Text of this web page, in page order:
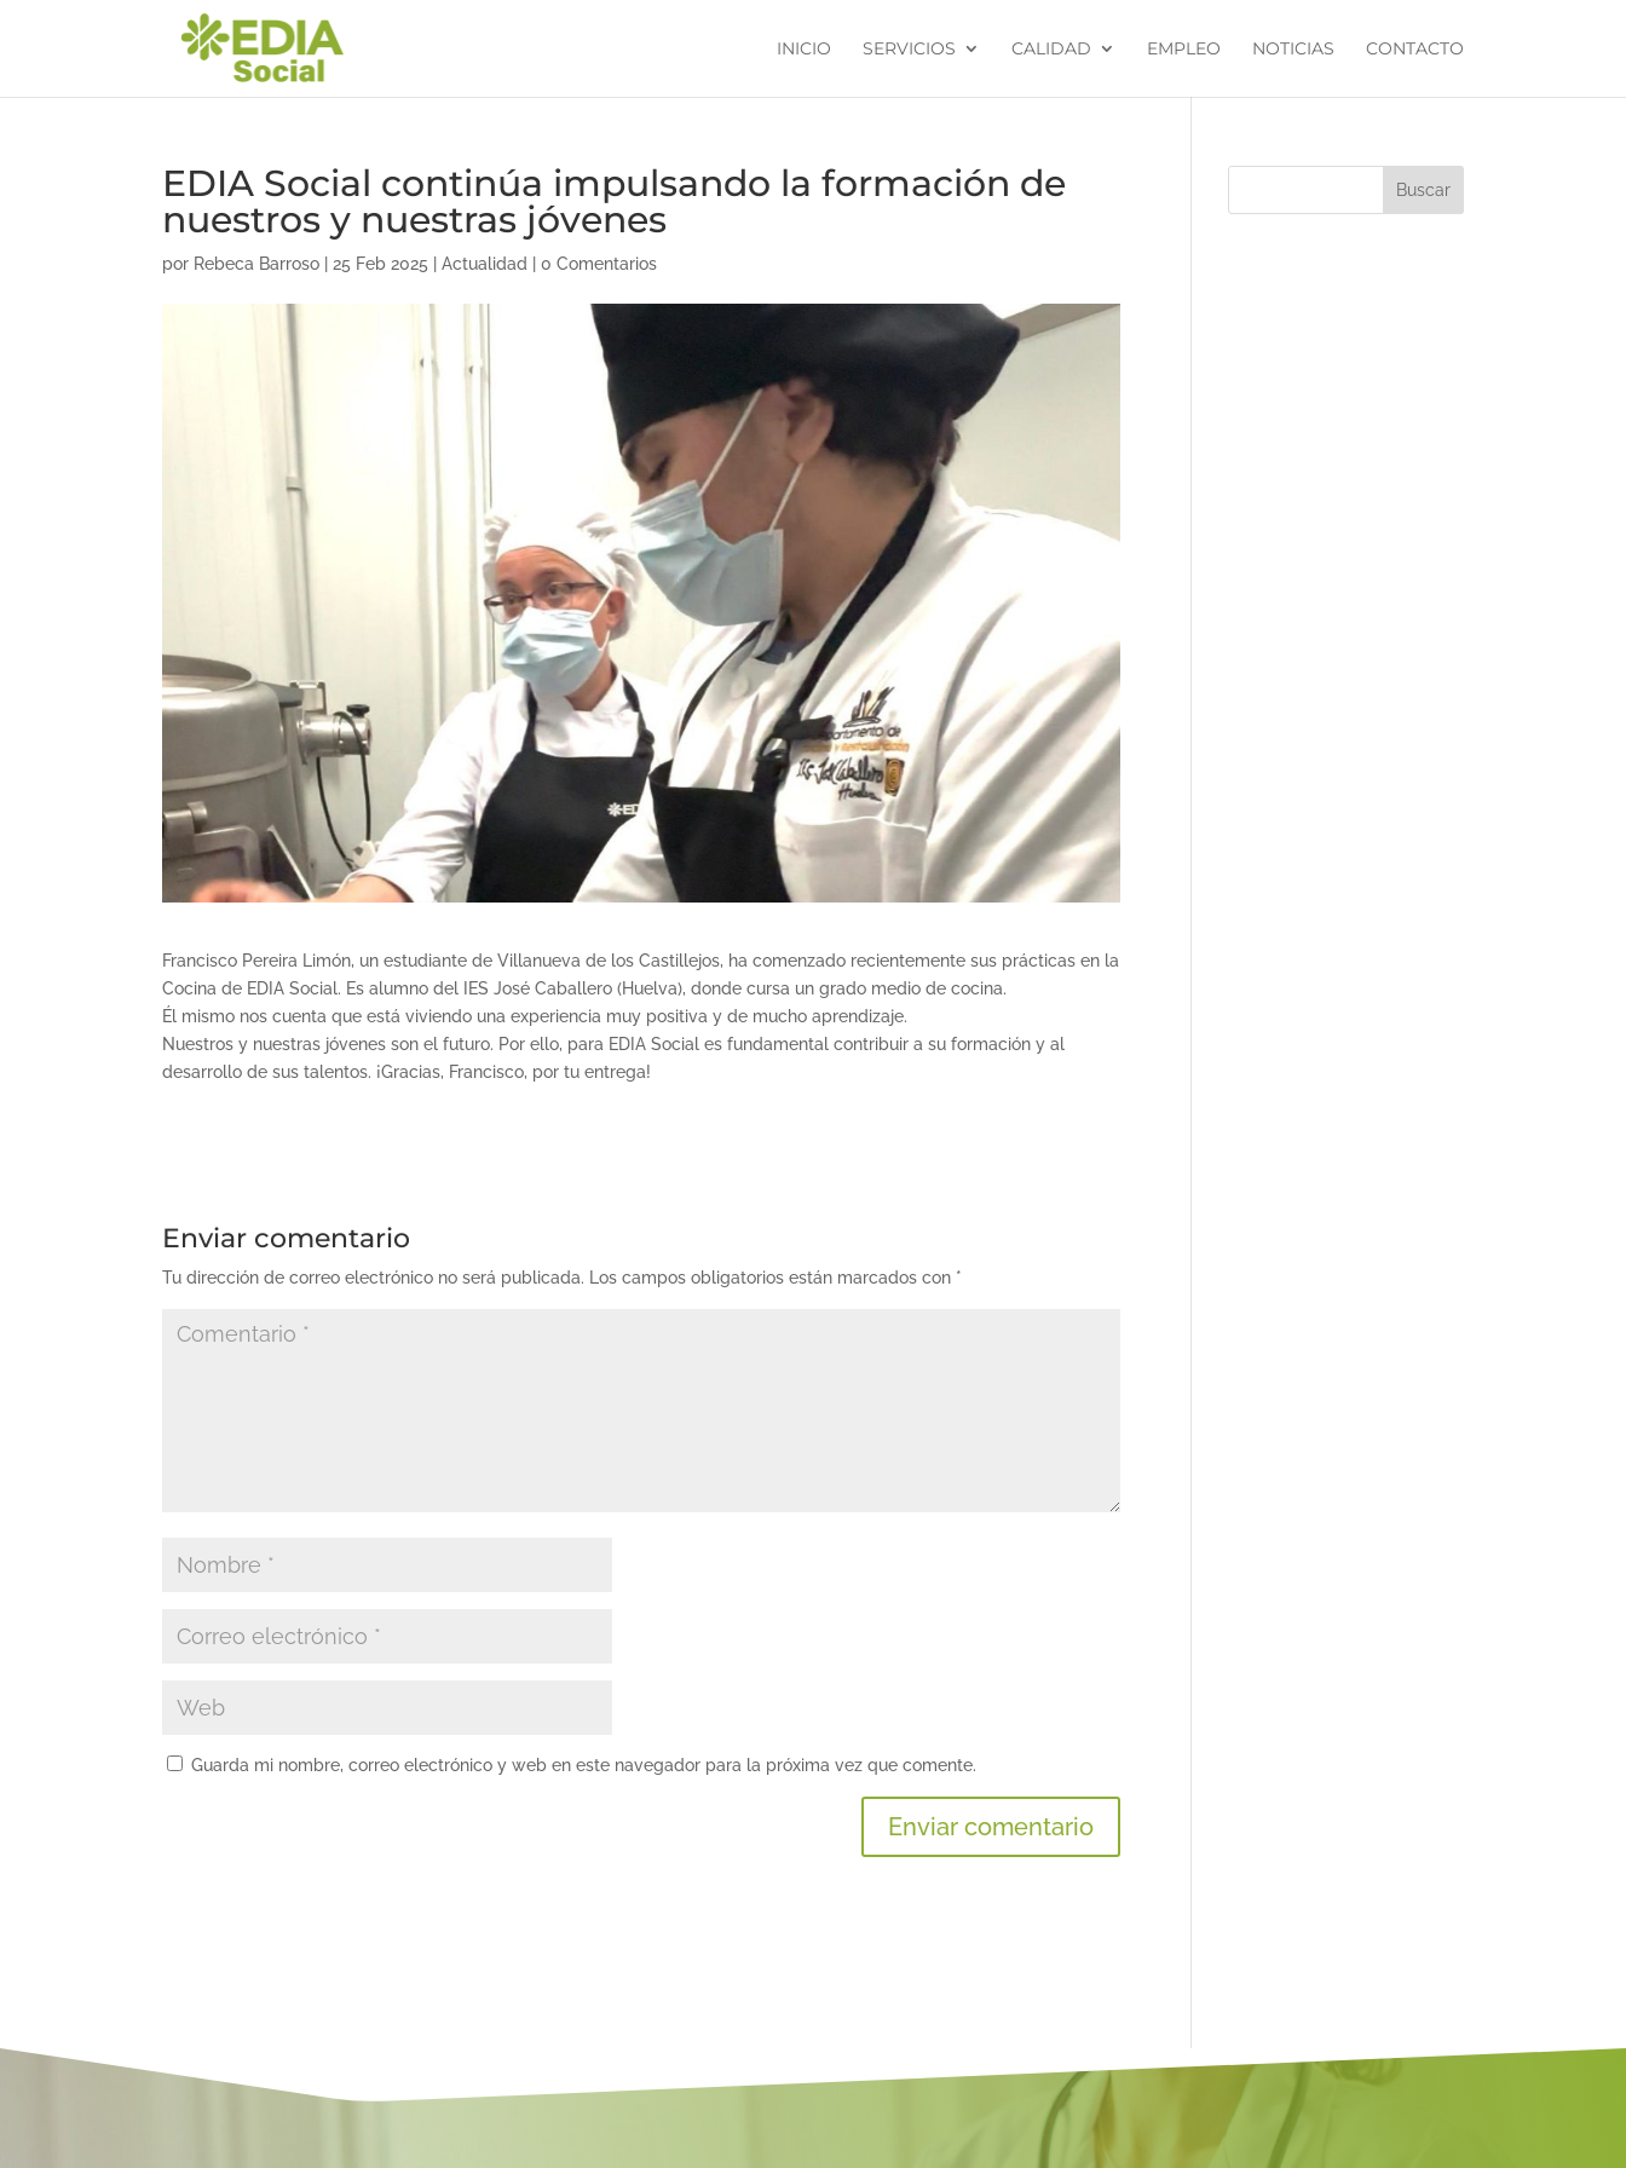
INICIO SERVICIOS CALIDAD EMPLEO NOTICIAS CONTACTO
EDIA Social continúa impulsando la formación de
nuestros y nuestras jóvenes
por Rebeca Barroso 25 Feb 2025 |Actualidad |0 Comentarios
Francisco Pereira Limón, un estudiante de Villanueva de los Castillejos, ha comenzado recientemente sus prácticas en la
Cocina de EDIA Social. Es alumno del IES José Caballero (Huelva), donde cursa un grado medio de cocina.
Él mismo nos cuenta que está viviendo una experiencia muy positiva y de mucho aprendizaje.
Nuestros y nuestras jóvenes son el futuro. Por ello, para EDIA Social es fundamental contribuir a su formación y al
desarrollo de sus talentos. ¡Gracias, Francisco, por tu entrega!
Enviar comentario
Tu dirección de correo electrónico no será publicada. Los campos obligatorios están marcados con *
Guarda mi nombre, correo electrónico y web en este navegador para la próxima vez que comente.